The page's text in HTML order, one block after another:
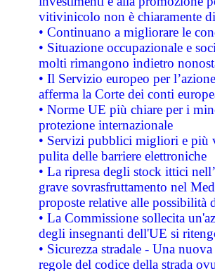
vitivinicolo non è chiaramente
• Continuano a migliorare le
• Situazione occupazionale e
molti rimangono indietro
• Il Servizio europeo per
afferma la Corte dei conti
• Norme UE più chiare per i
protezione internazionale
• Servizi pubblici migliori e più
pulita delle barriere elettroniche
• La ripresa degli stock ittici
grave sovrasfruttamento nel
proposte relative alle possibilità
• La Commissione sollecita
degli insegnanti dell'UE si
• Sicurezza stradale - Una
regole del codice della strada